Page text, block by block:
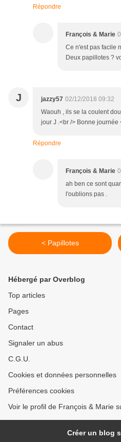
Répondre
François & Marie
Ce n'est pas facile
Deux papillotes ?
J jazzy57 02/12/2018 09:32
Waouh , ils se la coulent
jour J .<br /> Bonne journée
Répondre
François & Marie
ah ben ce sont
l'oublions pas .
< Papillotes
Hébergé par Overblog
Top articles
Pages
Contact
Signaler un abus
C.G.U.
Cookies et données personnelles
Préférences cookies
Voir le profil de François & Marie
Créer un blog